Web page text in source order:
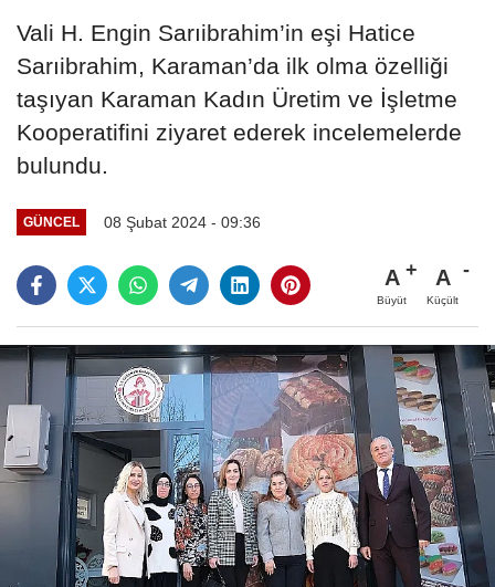
Vali H. Engin Sarıibrahim’in eşi Hatice
Sarıibrahim, Karaman’da ilk olma özelliği
taşıyan Karaman Kadın Üretim ve İşletme
Kooperatifini ziyaret ederek incelemelerde
bulundu.
GÜNCEL 08 Şubat 2024 - 09:36
A
Büyüt
A
Küçült